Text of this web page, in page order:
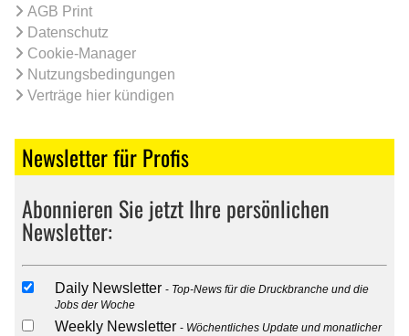
AGB Print
Datenschutz
Cookie-Manager
Nutzungsbedingungen
Verträge hier kündigen
Newsletter für Profis
Abonnieren Sie jetzt Ihre persönlichen
Newsletter:
Daily Newsletter
Top-News für die Druckbranche und die
Jobs der Woche
Weekly Newsletter
Wöchentliches Update und monatlicher